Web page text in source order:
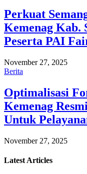
Perkuat
Kemenag Kab.
Peserta PAI
November 27, 2025
Berita
Optimalisasi
Kemenag
Untuk
November 27, 2025
Latest Articles